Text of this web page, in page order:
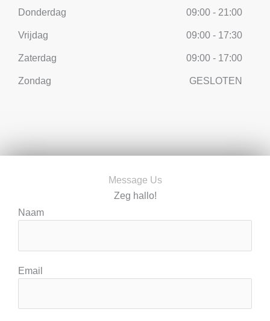
Donderdag 09:00 - 21:00
Vrijdag 09:00 - 17:30
Zaterdag 09:00 - 17:00
Zondag GESLOTEN
Message Us
Zeg hallo!
Naam
Email